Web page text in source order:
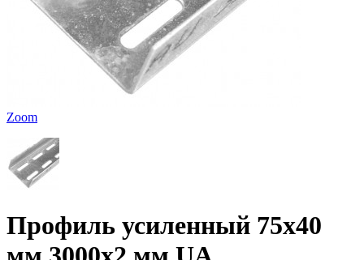
Zoom
Профиль усиленный 75х40